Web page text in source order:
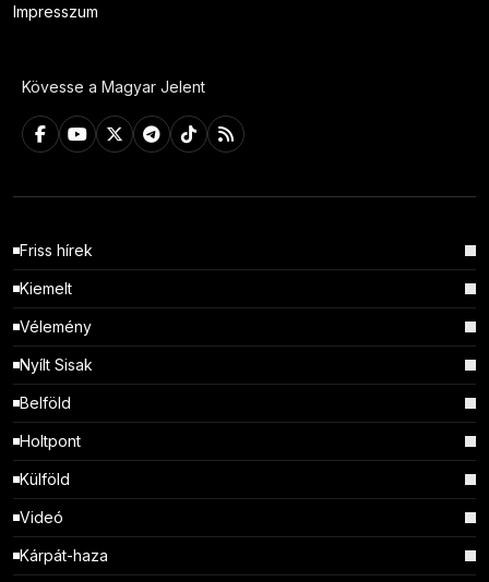
Impresszum
Kövesse a Magyar Jelent
Friss hírek
Kiemelt
Vélemény
Nyílt Sisak
Belföld
Holtpont
Külföld
Videó
Kárpát-haza